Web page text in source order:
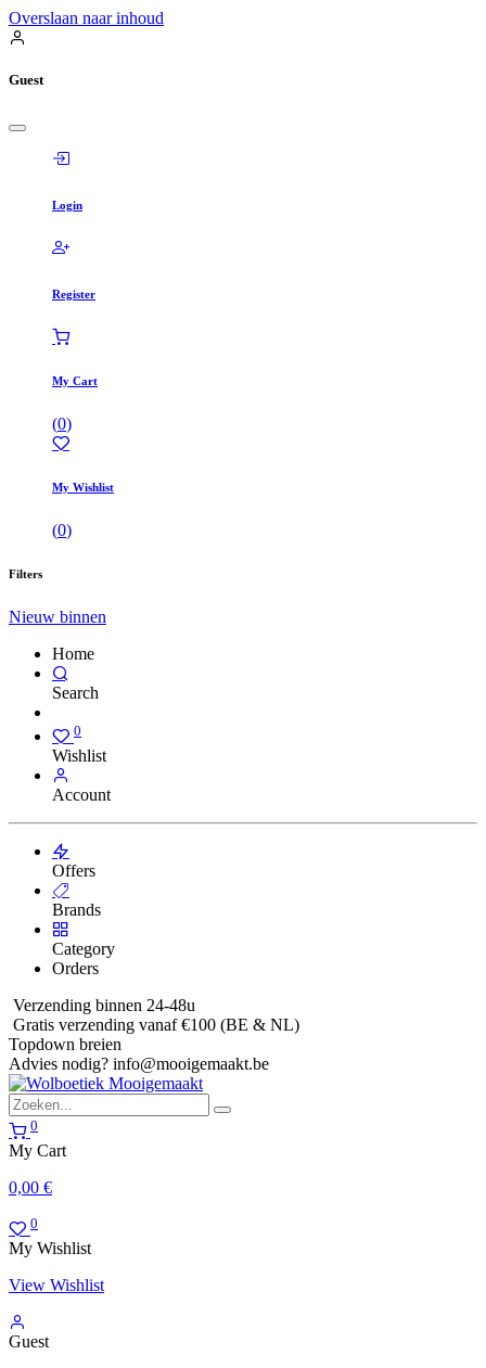
Overslaan naar inhoud
Guest
Login
Register
My Cart
(0)
My Wishlist
(0)
Filters
Nieuw binnen
Home
Search
0
Wishlist
Account
Offers
Brands
Category
Orders
Verzending binnen 24-48u
Gratis verzending vanaf €100 (BE & NL)
Topdown breien
Advies nodig? info@mooigemaakt.be
0
My Cart
0,00 €
0
My Wishlist
View Wishlist
Guest